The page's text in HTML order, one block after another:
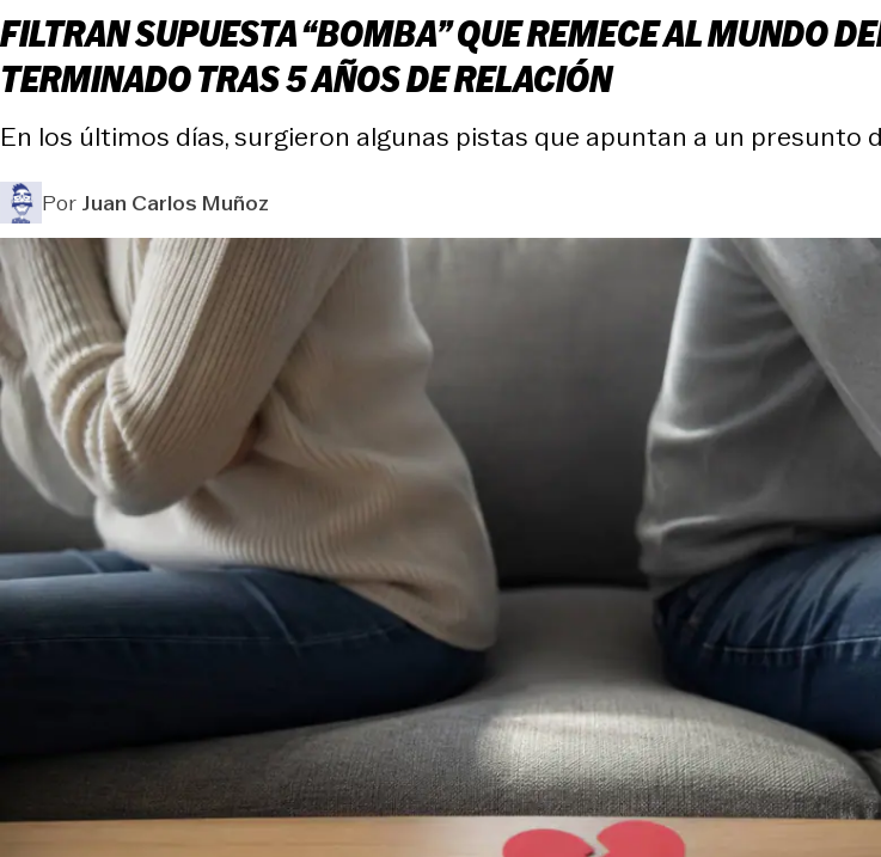
FILTRAN SUPUESTA “BOMBA” QUE REMECE AL MUNDO
TERMINADO TRAS 5 AÑOS DE RELACIÓN
En los últimos días, surgieron algunas pistas que apuntan a un presunto
PorJuan Carlos Muñoz